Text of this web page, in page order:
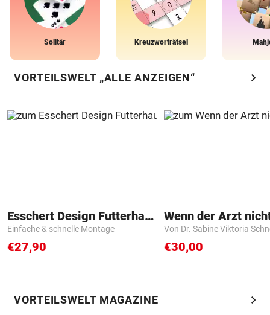
Solitär Kreuzworträtsel
VORTEILSWELT „ALLE ANZEIGEN“ chevron_right
Esschert Design Futterhaus
Einfache & schnelle Montage
€27,90
Von Dr. Sabine Viktoria
€30,00
VORTEILSWELT MAGAZINE chevron_right